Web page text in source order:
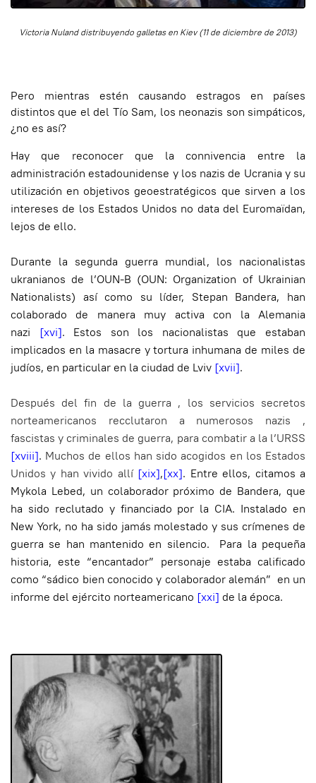
Victoria Nuland distribuyendo galletas en Kiev (11 de diciembre de 2013)
Pero mientras estén causando estragos en países
distintos que el del Tío Sam, los neonazis son simpáticos,
¿no es así?
Hay que reconocer que la connivencia entre la
administración estadounidense y los nazis de Ucrania y su
utilización en objetivos geoestratégicos que sirven a los
intereses de los Estados Unidos no data del Euromaïdan,
lejos de ello.
Durante la segunda guerra mundial, los nacionalistas
ukranianos de l’OUN-B (OUN: Organization of Ukrainian
Nationalists) así como su líder, Stepan Bandera, han
colaborado de manera muy activa con la Alemania
nazi
[xvi]. Estos son los nacionalistas que estaban
implicados en la masacre y tortura inhumana de miles de
judíos, en particular en la ciudad de Lviv [xvii].
Después del fin de la guerra , los servicios secretos
norteamericanos recclutaron a numerosos nazis ,
fascistas y criminales de guerra, para combatir a la l’URSS
[xviii]. Muchos de ellos han sido acogidos en los Estados
Unidos y han vivido allí [xix],[xx]. Entre ellos, citamos a
Mykola Lebed, un colaborador próximo de Bandera, que
ha sido reclutado y financiado por la CIA. Instalado en
New York, no ha sido jamás molestado y sus crímenes de
guerra se han mantenido en silencio. Para la pequeña
historia, este “encantador” personaje estaba calificado
como “sádico bien conocido y colaborador alemán” en un
informe del ejército norteamericano [xxi] de la época.